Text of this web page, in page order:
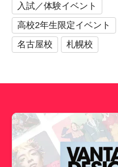
入試／体験イベント
高校2年生限定イベント
名古屋校
札幌校